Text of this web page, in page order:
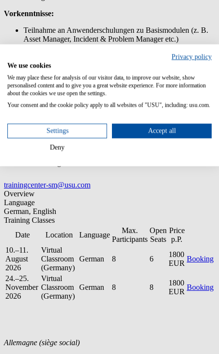
Vorkenntnisse:
Teilnahme an Anwenderschulungen zu Basismodulen (z. B.
Asset Manager, Incident & Problem Manager etc.)
Zielgruppe:
System Manager
System Administratoren
Contact
trainingcenter-sm@usu.com
Overview
Language
German, English
Training Classes
Date
Location Language
Max.
Participants
Open
Seats
Price
p.P.
10.–11.
August
2026
Virtual
Classroom
(Germany)
German 8 6
1800
EUR
Booking
24.–25.
November
2026
Virtual
Classroom
(Germany)
German 8 8
1800
EUR
Booking
Allemagne (siège social)
Privacy policy
We use cookies
We may place these for analysis of our visitor data, to improve our website, show
personalised content and to give you a great website experience. For more information
about the cookies we use open the settings.
Your consent and the cookie policy apply to all websites of "USU", including: usu.com.
Settings Accept all
Deny